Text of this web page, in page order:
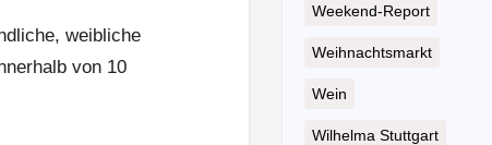
weibliche
von 10
Weekend-Report
Weihnachtsmarkt
Wein
Wilhelma Stuttgart